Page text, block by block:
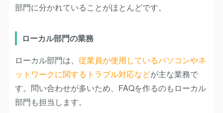
部門に分かれていることがほとんどです。
ローカル部門の業務
ローカル部門は、 従業員が使用しているパソコンやネ
ットワークに関するトラブル対応などが主な業務で
す。問い合わせが多いため、FAQを作るのもローカル
部門も担当します。